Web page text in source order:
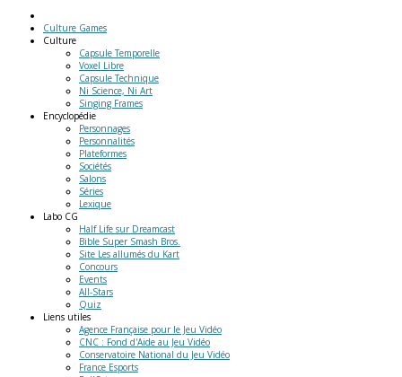
Culture Games
Culture
Capsule Temporelle
Voxel Libre
Capsule Technique
Ni Science, Ni Art
Singing Frames
Encyclopédie
Personnages
Personnalités
Plateformes
Sociétés
Salons
Séries
Lexique
Labo CG
Half Life sur Dreamcast
Bible Super Smash Bros.
Site Les allumés du Kart
Concours
Events
All-Stars
Quiz
Liens utiles
Agence Française pour le Jeu Vidéo
CNC : Fond d'Aide au Jeu Vidéo
Conservatoire National du Jeu Vidéo
France Esports